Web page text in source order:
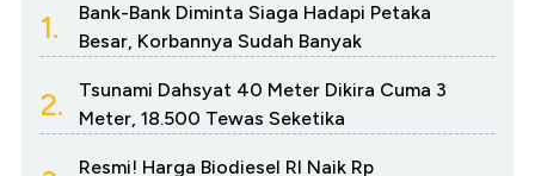
1.
Bank-Bank Diminta Siaga Hadapi Petaka
Besar, Korbannya Sudah Banyak
2.
Tsunami Dahsyat 40 Meter Dikira Cuma 3
Meter, 18.500 Tewas Seketika
Resmi! Harga Biodiesel RI Naik Rp